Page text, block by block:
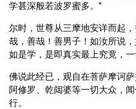
学甚深般若波罗蜜多。”
尔时，世尊从三摩地安详而起
哉，善哉！善男子！如汝所说
如是学，是即真实最上究竟，
佛说此经已，观自在菩萨摩诃
阿修罗、乾闼婆等一切大众，
行。